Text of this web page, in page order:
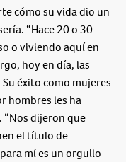
cómo su vida dio un
“Hace 20 o 30
o viviendo aquí en
hoy en día, las
éxito como mujeres
hombres les ha
dijeron que
el título de
mí es un orgullo